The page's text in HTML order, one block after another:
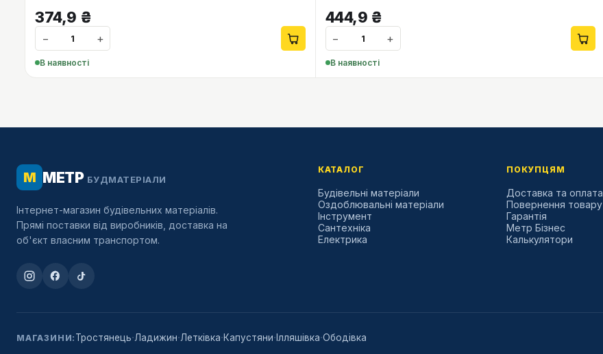
374,9 ₴
− +
В наявності
444,9 ₴
− +
В наявності
М МЕТР БУДМАТЕРІАЛИ
Інтернет-магазин будівельних матеріалів.
Прямі поставки від виробників, доставка на
об'єкт власним транспортом.
КАТАЛОГ
Будівельні матеріали
Оздоблювальні матеріали
Інструмент
Сантехніка
Електрика
ПОКУПЦЯМ
Доставка та оплата
Повернення товару
Гарантія
Метр Бізнес
Калькулятори
МАГАЗИНИ: Тростянець·Ладижин·Летківка·Капустяни· Ілляшівка·Ободівка